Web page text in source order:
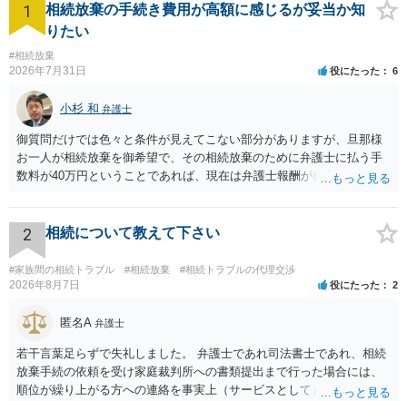
1
相続放棄の手続き費用が高額に感じるが妥当か知
りたい
#相続放棄
2026年7月31日 役にたった 6
小杉 和 弁護士
御質問だけでは色々と条件が見えてこない部分がありますが、旦那様
お一人が相続放棄を御希望で、その相続放棄のために弁護士に払う手
数料が40万円ということであれば、現在は弁護士報酬が自由化されて
です。 ただ、弁護士に払う手数料とは別に戸籍の用意に一定の実費が
かかることになりますので、その費用も支払うべきものとして頭に置
いておいてください。 話を元に戻して、弁護士に対する手数料です
が、旦那様の収入や財産にもよりますが、法テラスに御連絡なさって
弁護士との相談を予約して受任してもらうのが一番安上がりでしょ
らい（希望者が多く予約できてもしばらく先になる）ようですので、
比較的短い熟慮期間のことを考えると、来週早々すぐにでも御連絡す
る方が良いでしょう。 もし法テラスが御利用になれない、あるいは時
間がない等であれば、相続を取扱分野としている弁護士を適宜探し
（WEB等で）、問い合わせてみることです。相続を扱う弁護士でも相
2 相続について教えて下さい
#家族間の相続トラブル #相続放棄 #相続トラブルの代理交渉
2026年8月7日 役にたった 2
匿名A 弁護士
若干言葉足らずで失礼しました。 弁護士であれ司法書士であれ、相続
放棄手続の依頼を受け家庭裁判所への書類提出まで行った場合には、
順位が繰り上がる方への連絡を事実上（サービスとして）行うことは